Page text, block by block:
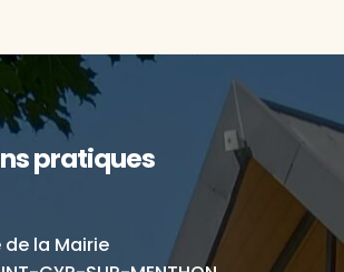
pratiques
la Mairie